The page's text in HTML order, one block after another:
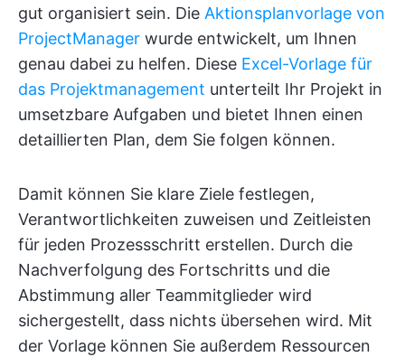
gut organisiert sein. Die Aktionsplanvorlage von
ProjectManager wurde entwickelt, um Ihnen
genau dabei zu helfen. Diese Excel-Vorlage für
das Projektmanagement unterteilt Ihr Projekt in
umsetzbare Aufgaben und bietet Ihnen einen
detaillierten Plan, dem Sie folgen können.
Damit können Sie klare Ziele festlegen,
Verantwortlichkeiten zuweisen und Zeitleisten
für jeden Prozessschritt erstellen. Durch die
Nachverfolgung des Fortschritts und die
Abstimmung aller Teammitglieder wird
sichergestellt, dass nichts übersehen wird. Mit
der Vorlage können Sie außerdem Ressourcen